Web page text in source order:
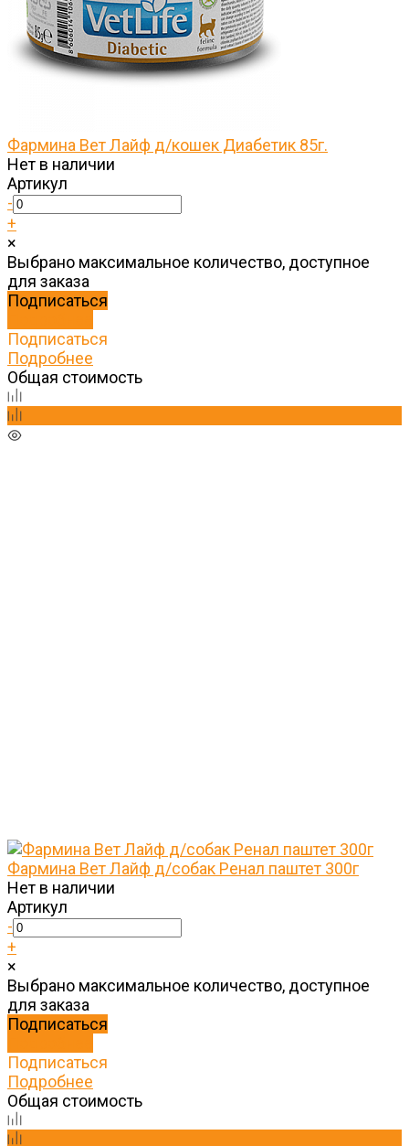
Фармина Вет Лайф д/кошек Диабетик 85г.
Нет в наличии
Артикул
-
+
×
Выбрано максимальное количество, доступное
для заказа
Подписаться
Подписаться
Подробнее
Общая стоимость
Фармина Вет Лайф д/собак Ренал паштет 300г
Нет в наличии
Артикул
-
+
×
Выбрано максимальное количество, доступное
для заказа
Подписаться
Подписаться
Подробнее
Общая стоимость